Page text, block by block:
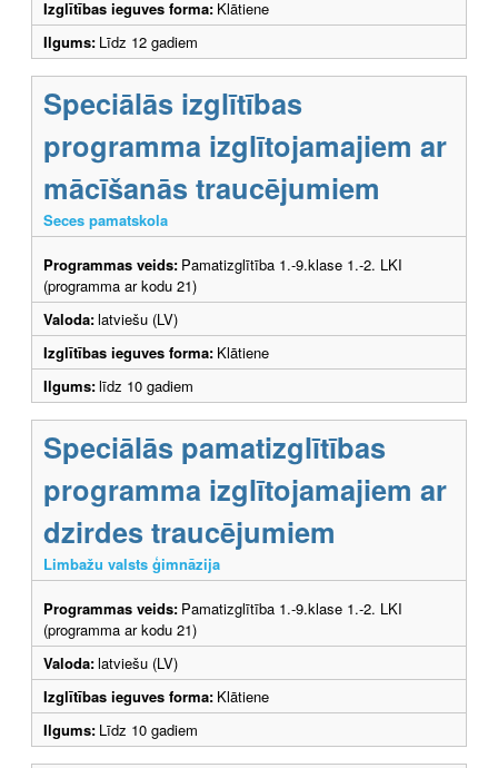
Izglītības ieguves forma: Klātiene
Ilgums: Līdz 12 gadiem
Speciālās izglītības
programma izglītojamajiem ar
mācīšanās traucējumiem
Seces pamatskola
Programmas veids: Pamatizglītība 1.-9.klase 1.-2. LKI
(programma ar kodu 21)
Valoda:latviešu (LV)
Izglītības ieguves forma: Klātiene
Ilgums:līdz 10 gadiem
Speciālās pamatizglītības
programma izglītojamajiem ar
dzirdes traucējumiem
Limbažu valsts ģimnāzija
Programmas veids: Pamatizglītība 1.-9.klase 1.-2. LKI
(programma ar kodu 21)
Valoda:latviešu (LV)
Izglītības ieguves forma: Klātiene
Ilgums: Līdz 10 gadiem